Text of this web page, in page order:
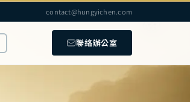
contact@hungyichen.com
聯絡辦公室